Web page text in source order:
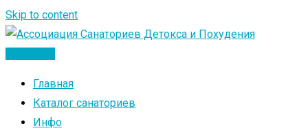
Skip to content
Главная
Каталог санаториев
Инфо